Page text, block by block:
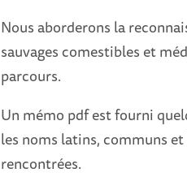
Nous aborderons la
sauvages comestibles et
parcours.
Un mémo pdf est fourni
les noms latins, communs
rencontrées.